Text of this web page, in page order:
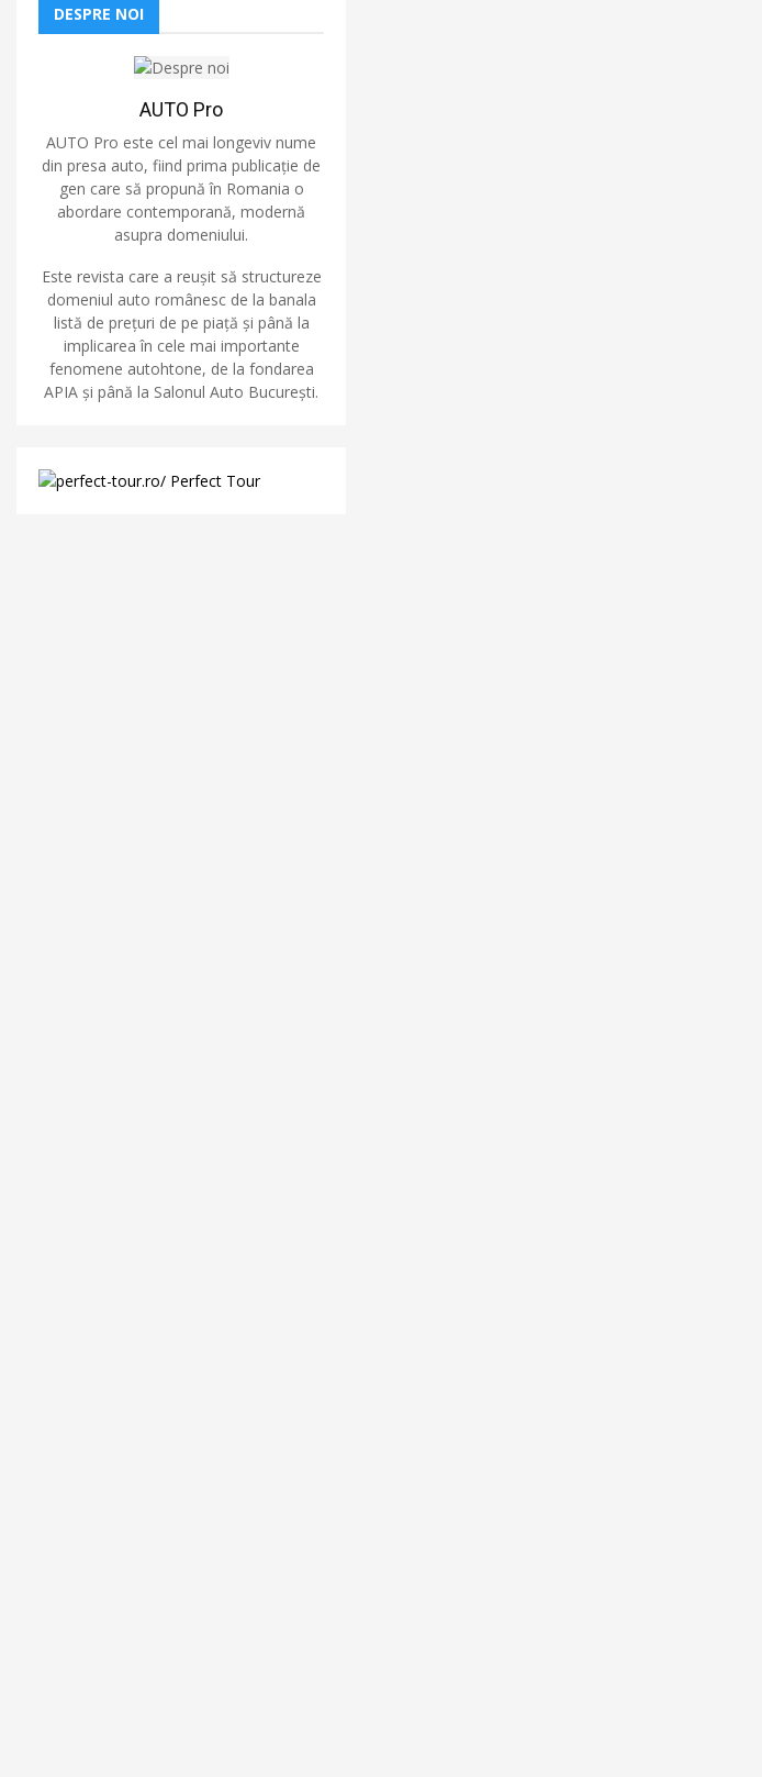
DESPRE NOI
AUTO Pro
AUTO Pro este cel mai longeviv nume
din presa auto, fiind prima publicație de
gen care să propună în Romania o
abordare contemporană, modernă
asupra domeniului.
Este revista care a reușit să structureze
domeniul auto românesc de la banala
listă de prețuri de pe piață și până la
implicarea în cele mai importante
fenomene autohtone, de la fondarea
APIA și până la Salonul Auto București.